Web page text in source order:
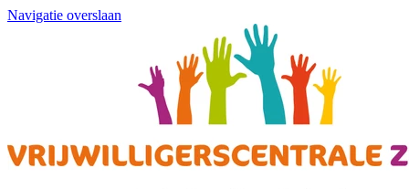
Navigatie overslaan